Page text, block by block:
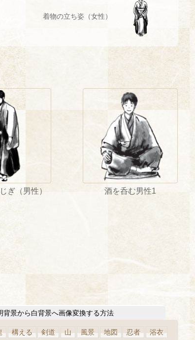
着物の立ち姿（女性）
ぎ（男性） 酒を呑む男性1
背景から白背景へ画像変換する方法
構える 剣道 山 風景 地図 忍者
浴衣